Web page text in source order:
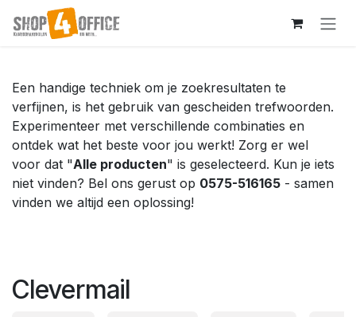
Overslaan naar inhoud
Een handige techniek om je zoekresultaten te
verfijnen, is het gebruik van gescheiden trefwoorden.
Experimenteer met verschillende combinaties en
ontdek wat het beste voor jou werkt! Zorg er wel
voor dat "Alle producten" is geselecteerd. Kun je iets
niet vinden? Bel ons gerust op 0575-516165 - samen
vinden we altijd een oplossing!
Clevermail